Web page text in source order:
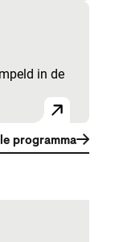
in de
programma